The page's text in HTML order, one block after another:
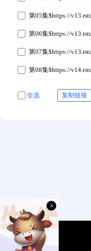
第05集$https://
第06集$https://
第07集$https://
第08集$https://
全选 复制链接
×